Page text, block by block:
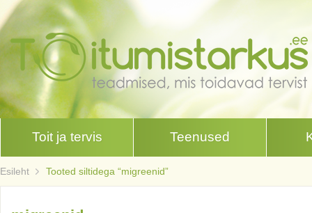
Toit ja tervis Teenused
Esileht Tooted siltidega “migreenid”